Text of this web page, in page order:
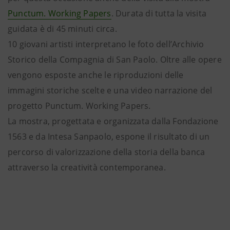
Punctum. Working Papers. Durata di tutta la visita
guidata è di 45 minuti circa.
10 giovani artisti interpretano le foto dell’Archivio
Storico della Compagnia di San Paolo. Oltre alle opere
vengono esposte anche le riproduzioni delle
immagini storiche scelte e una video narrazione del
progetto Punctum. Working Papers.
La mostra, progettata e organizzata dalla Fondazione
1563 e da Intesa Sanpaolo, espone il risultato di un
percorso di valorizzazione della storia della banca
attraverso la creatività contemporanea.